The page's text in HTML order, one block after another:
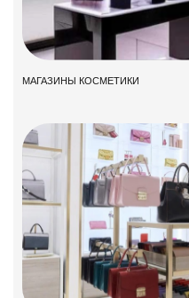
МАГАЗИНЫ КОСМЕТИКИ